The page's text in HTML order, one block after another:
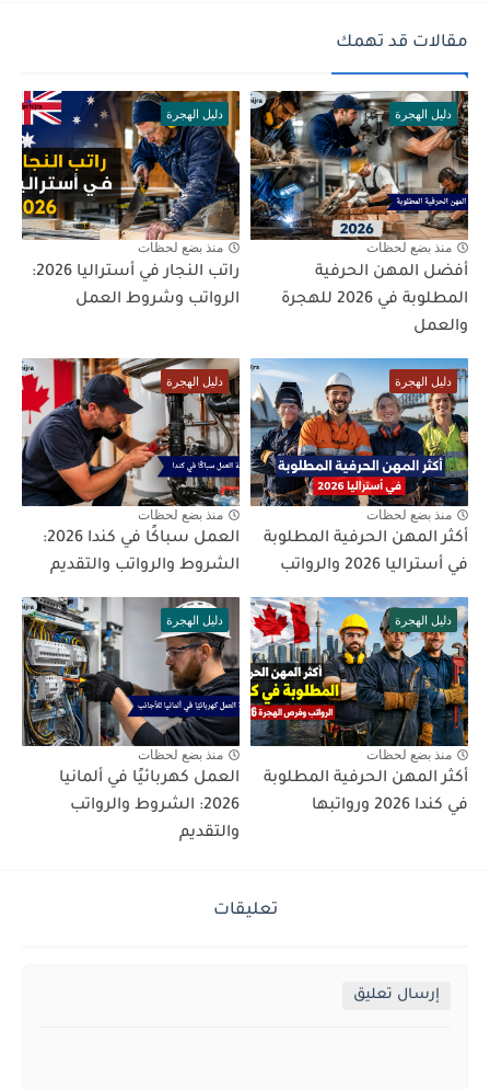
مقالات قد تهمك
دليل الهجرة
منذ بضع لحظات
أفضل المهن الحرفية
المطلوبة في 2026 للهجرة
والعمل
دليل الهجرة
منذ بضع لحظات
راتب النجار في أستراليا 2026:
الرواتب وشروط العمل
دليل الهجرة
منذ بضع لحظات
أكثر المهن الحرفية المطلوبة
في أستراليا 2026 والرواتب
دليل الهجرة
منذ بضع لحظات
العمل سباكًا في كندا 2026:
الشروط والرواتب والتقديم
دليل الهجرة
منذ بضع لحظات
أكثر المهن الحرفية المطلوبة
في كندا 2026 ورواتبها
دليل الهجرة
منذ بضع لحظات
العمل كهربائيًا في ألمانيا
2026: الشروط والرواتب
والتقديم
تعليقات
إرسال تعليق